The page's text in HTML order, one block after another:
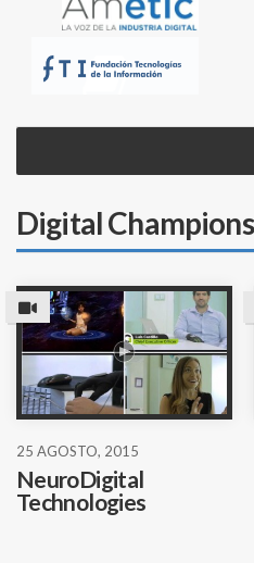
Digital Champions
25 AGOSTO, 2015
NeuroDigital
Technologies